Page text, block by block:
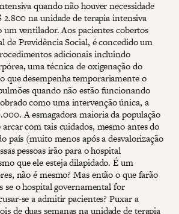
quando não houver necessidade
2.800 na unidade de terapia intensiva
ventilador. Aos pacientes cobertos
de Previdência Social, é concedido um
adicionais incluindo
uma técnica de oxigenação do
que desempenha temporariamente o
quando não estão funcionando
como uma intervenção única, a
A esmagadora maioria da população
com tais cuidados, mesmo antes do
país (muito menos após a desvalorização
pessoas irão para o hospital
que ele esteja dilapidado. É um
não é mesmo? Mas então o que farão
se o hospital governamental for
se a admitir pacientes? Puxar a
de duas semanas na unidade de terapia